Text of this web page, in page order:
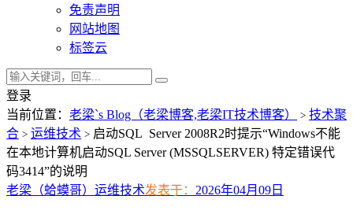
免责声明
网站地图
标签云
登录
当前位置： 老梁`s Blog（老梁博客,老梁IT技术博客） > 技术聚
合 > 运维技术 > 启动SQL Server 2008R2时提示“Windows不能
在本地计算机启动SQL Server (MSSQLSERVER) 特定错误代
码3414”的说明
老梁（蛤蟆哥） 运维技术发表于： 2026年04月09日